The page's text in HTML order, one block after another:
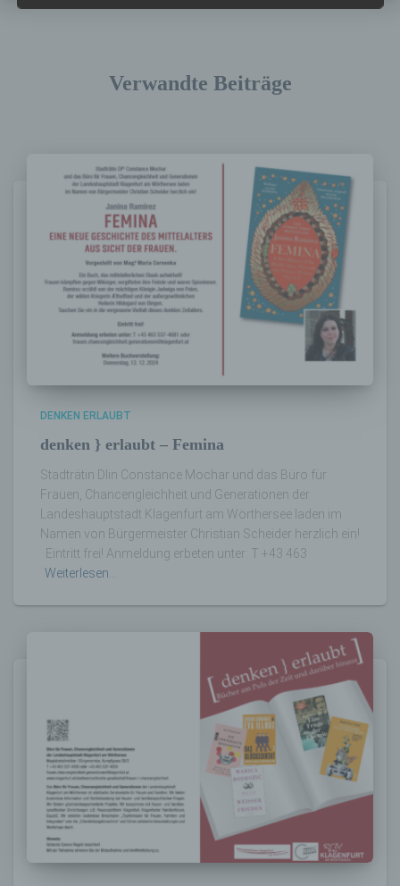
Verwandte Beiträge
DENKEN ERLAUBT
denken } erlaubt – Femina
Stadträtin DIin Constance Mochar und das Büro für
Frauen, Chancengleichheit und Generationen der
Landeshauptstadt Klagenfurt am Wörthersee laden im
Namen von Bürgermeister Christian Scheider herzlich ein!
Eintritt frei! Anmeldung erbeten unter: T +43 463
Weiterlesen…
Markierung gespeicherter
personenbezogener Daten mit dem Ziel, ihre
künftige Verarbeitung einzuschränken.
e) Profiling
Profiling ist jede Art der automatisierten
Verarbeitung personenbezogener Daten, die
darin besteht, dass diese
personenbezogenen Daten verwendet
werden, um bestimmte persönliche Aspekte,
zu bewerten, insbesondere, um Aspekte
bezüglich Arbeitsleistung, wirtschaftlicher
Lage, Gesundheit, persönlicher Vorlieben,
Interessen, Zuverlässigkeit, Verhalten,
Aufenthaltsort oder Ortswechsel dieser
natürlichen Person zu analysieren oder
vorherzusagen.
Pseudonymisierung ist die Verarbeitung
personenbezogener Daten in einer Weise,
auf welche die personenbezogenen Daten
ohne Hinzuziehung zusätzlicher
Informationen nicht mehr einer spezifischen
betroffenen Person zugeordnet werden
können, sofern diese zusätzlichen
Informationen gesondert aufbewahrt werden
und technischen und organisatorischen
Maßnahmen unterliegen, die gewährleisten,
dass die personenbezogenen Daten nicht
einer identifizierten oder identifizierbaren
natürlichen Person zugewiesen werden.